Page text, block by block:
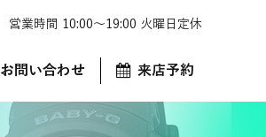
営業時間 10:00～19:00 火曜日定休
お問い合わせ 来店予約